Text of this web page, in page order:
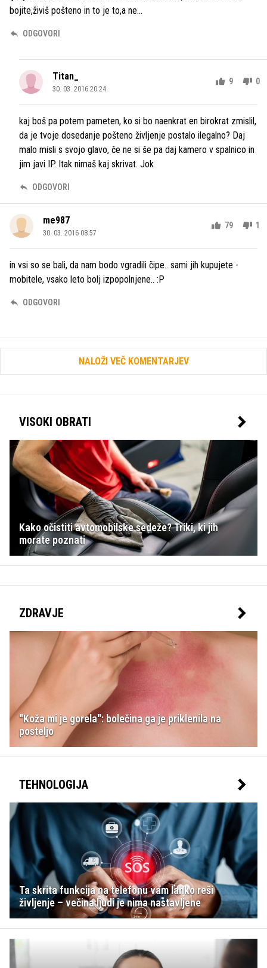
bojite,živiš pošteno in to je to,a ne...
ODGOVORI
Titan_
30. 03. 2016 20.24
9 0
kaj boš pa potem pameten, ko si bo naenkrat en birokrat zmislil,
da je tvoje dosedanje pošteno življenje postalo ilegalno? Daj
malo misli s svojo glavo, če ne si še pa daj kamero v spalnico in
jim javi IP. Itak nimaš kaj skrivat. Jok
ODGOVORI
me987
30. 03. 2016 08.57
79 1
in vsi so se bali, da nam bodo vgradili čipe.. sami jih kupujete -
mobitele, vsako leto bolj izpopolnjene.. :P
ODGOVORI
NALOŽI VEČ KOMENTARJEV
VISOKI OBRATI
Kako očistiti avtomobilske sedeže? Triki, ki jih
morate poznati
ZDRAVJE
"Koža mi je gorela": bolečina ga je priklenila na
posteljo
TEHNOLOGIJA
Ta skrita funkcija na telefonu vam lahko reši
življenje – večina ljudi je nima nastavljene